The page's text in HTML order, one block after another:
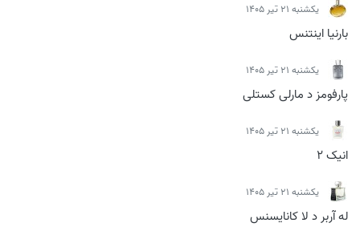
يكشنبه 21 تیر 1405
بارنیا اینتنس
يكشنبه 21 تیر 1405
پارفومز د مارلی کستلی
يكشنبه 21 تیر 1405
انیک 2
يكشنبه 21 تیر 1405
له آربر د لا کانایسنس